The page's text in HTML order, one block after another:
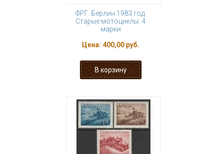
ФРГ. Берлин 1983 год.
Старые мотоциклы. 4
марки
Цена: 400,00 руб.